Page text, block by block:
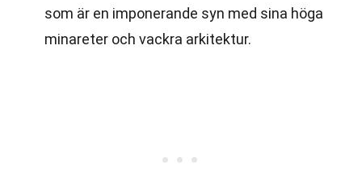
som är en imponerande syn med sina höga
minareter och vackra arkitektur.